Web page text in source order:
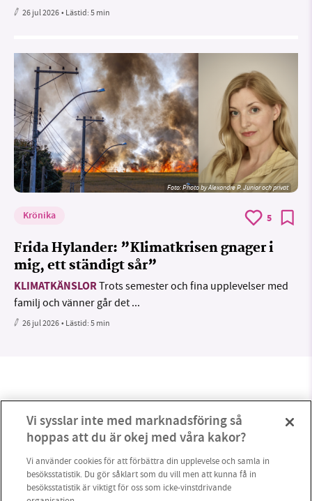
26 jul 2026• Lästid:5 min
Foto:Photo by Alexandre P. Junior och privat
Krönika 5
Frida Hylander: ”Klimatkrisen gnager i
mig, ett ständigt sår”
KLIMATKÄNSLORTrots semester och fina upplevelser med
familj och vänner går det ...
26 jul 2026• Lästid:5 min
Vi sysslar inte med marknadsföring så
hoppas att du är okej med våra kakor?
Vi använder cookies för att förbättra din upplevelse och samla in
besöksstatistik. Du gör såklart som du vill men att kunna få in
besöksstatistik är viktigt för oss som icke-vinstdrivande